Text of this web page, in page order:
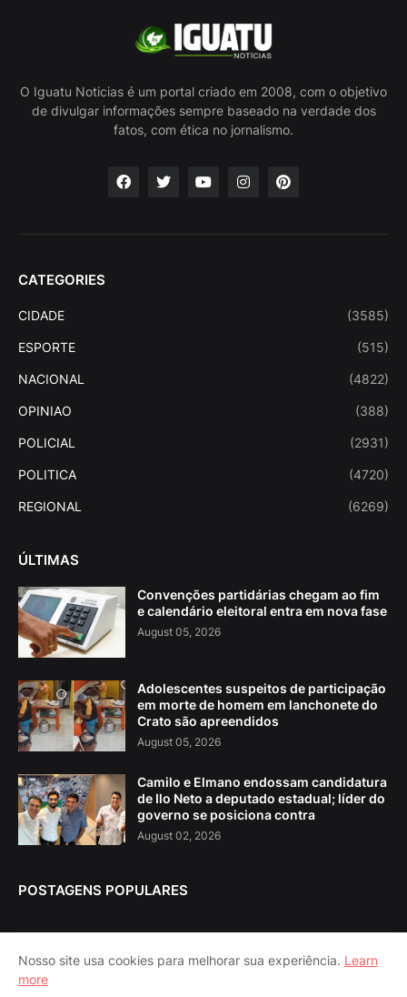
O Iguatu Noticias é um portal criado em 2008, com o objetivo
de divulgar informações sempre baseado na verdade dos
fatos, com ética no jornalismo.
CATEGORIES
CIDADE (3585)
ESPORTE (515)
NACIONAL (4822)
OPINIAO (388)
POLICIAL (2931)
POLITICA (4720)
REGIONAL (6269)
ÚLTIMAS
Convenções partidárias chegam ao fim
e calendário eleitoral entra em nova fase
August 05, 2026
Adolescentes suspeitos de participação
em morte de homem em lanchonete do
Crato são apreendidos
August 05, 2026
Camilo e Elmano endossam candidatura
de Ilo Neto a deputado estadual; líder do
governo se posiciona contra
August 02, 2026
POSTAGENS POPULARES
Nosso site usa cookies para melhorar sua experiência. Learn
more